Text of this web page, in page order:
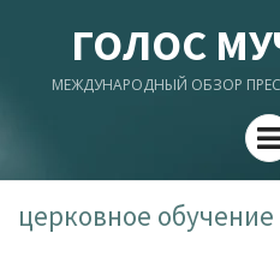
ГОЛОС
МЕЖДУНАРОДНЫЙ ОБЗОР
церковное обучение